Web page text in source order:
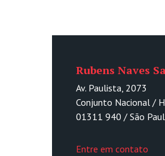
Rubens Naves
Av. Paulista, 2073
Conjunto Nacional /
01311 940 / São
Entre em contato